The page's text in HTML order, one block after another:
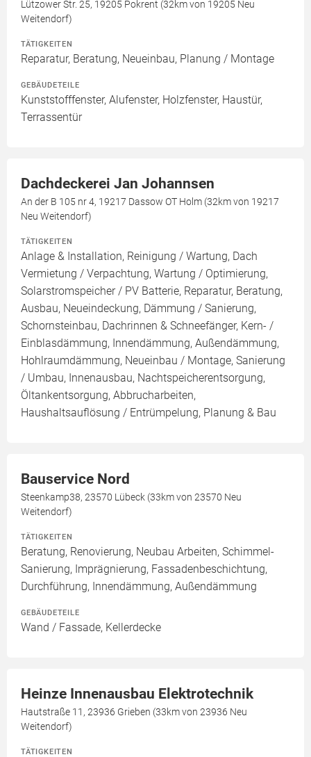
Lützower Str. 25, 19205 Pokrent (32km von 19205 Neu
Weitendorf)
TÄTIGKEITEN
Reparatur, Beratung, Neueinbau, Planung / Montage
GEBÄUDETEILE
Kunststofffenster, Alufenster, Holzfenster, Haustür,
Terrassentür
Dachdeckerei Jan Johannsen
An der B 105 nr 4, 19217 Dassow OT Holm (32km von 19217
Neu Weitendorf)
TÄTIGKEITEN
Anlage & Installation, Reinigung / Wartung, Dach
Vermietung / Verpachtung, Wartung / Optimierung,
Solarstromspeicher / PV Batterie, Reparatur, Beratung,
Ausbau, Neueindeckung, Dämmung / Sanierung,
Schornsteinbau, Dachrinnen & Schneefänger, Kern- /
Einblasdämmung, Innendämmung, Außendämmung,
Hohlraumdämmung, Neueinbau / Montage, Sanierung
/ Umbau, Innenausbau, Nachtspeicherentsorgung,
Öltankentsorgung, Abbrucharbeiten,
Haushaltsauflösung / Entrümpelung, Planung & Bau
Bauservice Nord
Steenkamp38, 23570 Lübeck (33km von 23570 Neu
Weitendorf)
TÄTIGKEITEN
Beratung, Renovierung, Neubau Arbeiten, Schimmel-
Sanierung, Imprägnierung, Fassadenbeschichtung,
Durchführung, Innendämmung, Außendämmung
GEBÄUDETEILE
Wand / Fassade, Kellerdecke
Heinze Innenausbau Elektrotechnik
Hautstraße 11, 23936 Grieben (33km von 23936 Neu
Weitendorf)
TÄTIGKEITEN